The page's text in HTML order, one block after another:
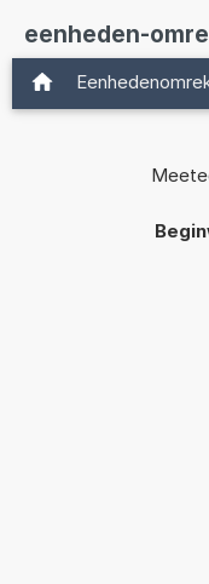
eenheden-